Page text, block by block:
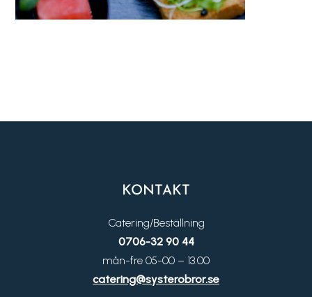
KONTAKT
Catering/Beställning
0706-32 90 44
mån-fre 05-00 – 13.00
catering@systerobror.se